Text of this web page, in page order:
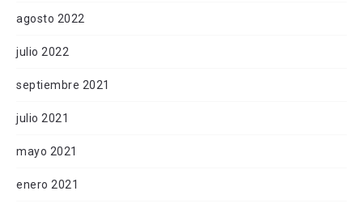
agosto 2022
julio 2022
septiembre 2021
julio 2021
mayo 2021
enero 2021